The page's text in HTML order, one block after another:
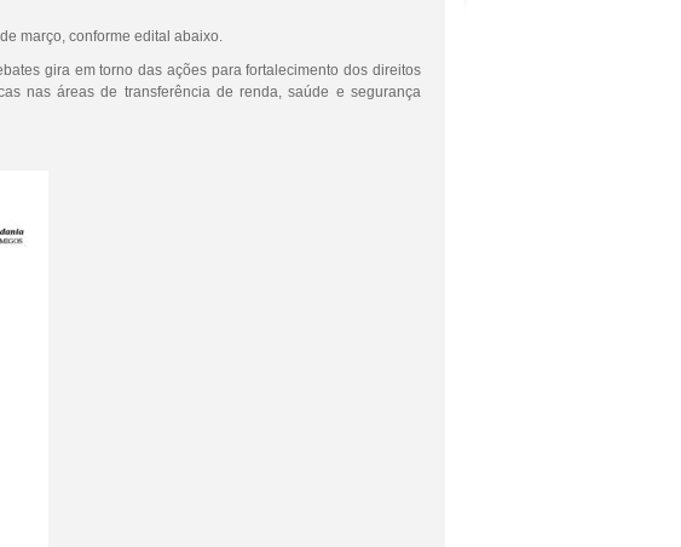
março, conforme edital abaixo.
gira em torno das ações para fortalecimento dos direitos
nas áreas de transferência de renda, saúde e segurança